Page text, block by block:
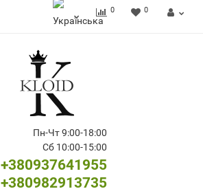
0 0
Пн-Чт 9:00-18:00
Сб 10:00-15:00
+380937641955
+380982913735